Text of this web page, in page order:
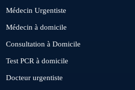
El Borouj
El Gara
Guisser
Médecin Urgentiste
Médecin à domicile
Consultation à Domicile
Test PCR à domicile
Docteur urgentiste